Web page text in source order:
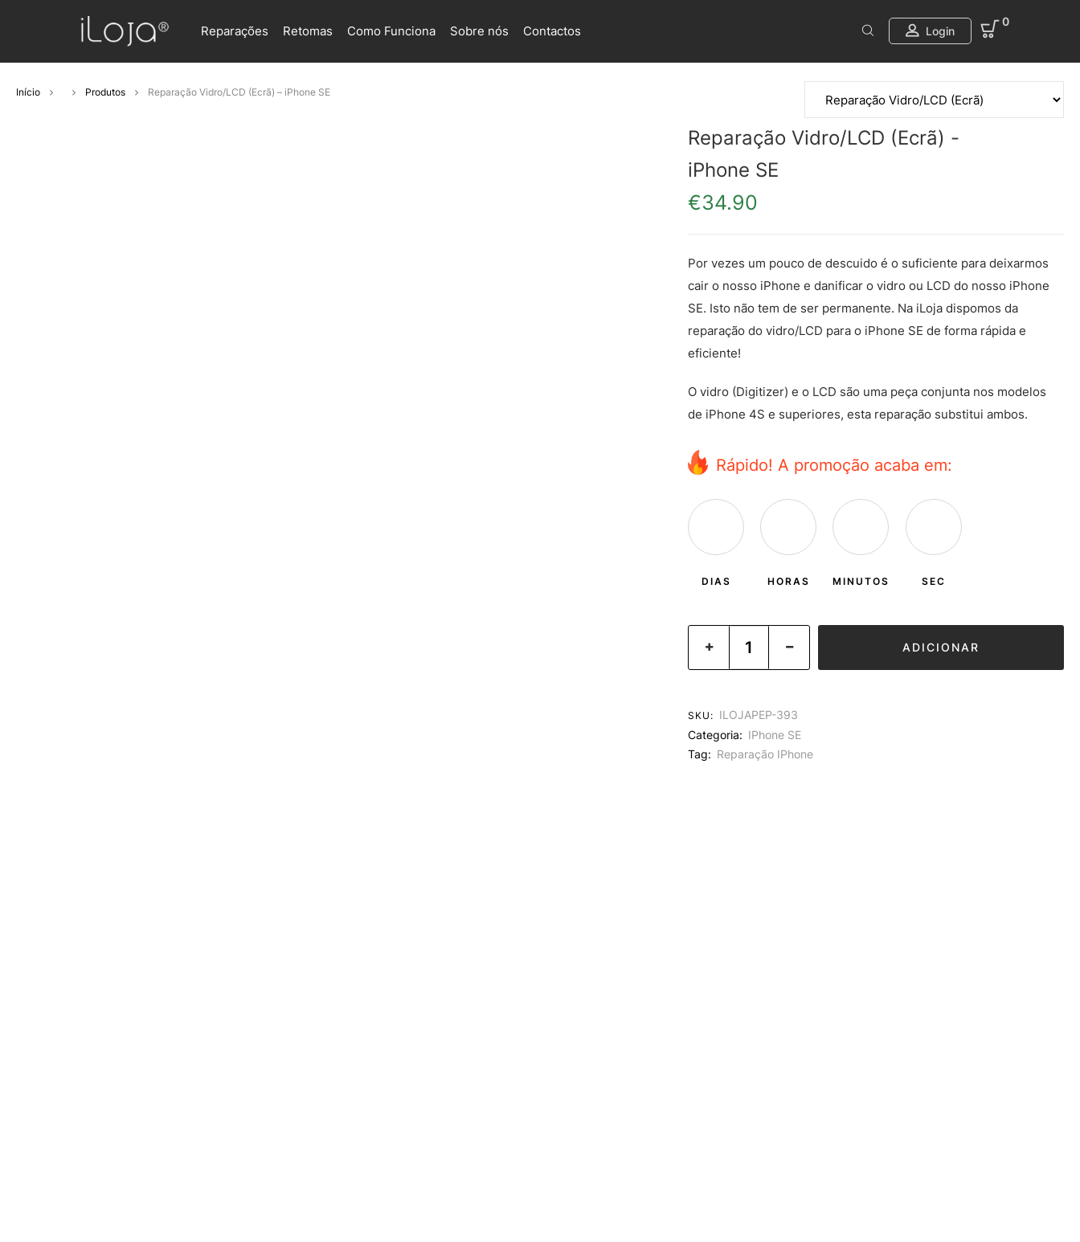
Reparações Retomas Como Funciona Sobre nós Contactos Login
0
Início Produtos Reparação Vidro/LCD (Ecrã) – iPhone SE
Reparação Vidro/LCD (Ecrã) -
iPhone SE
€34.90
Por vezes um pouco de descuido é o suficiente para deixarmos
cair o nosso iPhone e danificar o vidro ou LCD do nosso iPhone
SE. Isto não tem de ser permanente. Na iLoja dispomos da
reparação do vidro/LCD para o iPhone SE de forma rápida e
eficiente!
O vidro (Digitizer) e o LCD são uma peça conjunta nos modelos
de iPhone 4S e superiores, esta reparação substitui ambos.
Rápido! A promoção acaba em:
DIAS HORAS MINUTOS SEC
ADICIONAR
SKU: ILOJAPEP-393
Categoria: IPhone SE
Tag: Reparação IPhone